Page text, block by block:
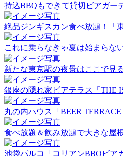
持込BBQもできて貸切ビアガー
絶品ジンギスカン食べ放題！「
これに乗らなきゃ夏は始まらな
新たな東京駅の夜景はここで見
銀座の隠れ家ビアテラス「THE
丸の内ハウス「BEER TERRACE
食べ放題＆飲み放題で大きな屋
池袋パルコ「コリアンBBQビア